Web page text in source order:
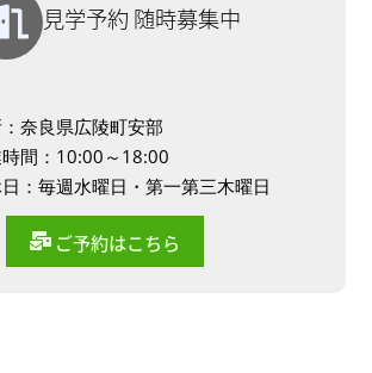
見学予約 随時募集中
奈良県広陵町安部
間：10:00～18:00
：毎週水曜日・第一第三木曜日
ご予約はこちら